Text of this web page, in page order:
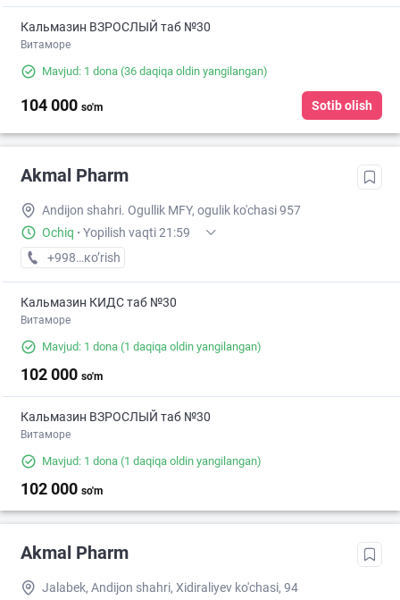
Кальмазин ВЗРОСЛЫЙ таб №30
Витаморе
Mavjud: 1 dona (36 daqiqa oldin yangilangan)
104 000 so'm Sotib olish
Akmal Pharm
Andijon shahri. Ogullik MFY, ogulik ko'chasi 957
Ochiq · Yopilish vaqti 21:59
+998 (91) XXX-XX-XX
кo’rish
Кальмазин КИДС таб №30
Витаморе
Mavjud: 1 dona (1 daqiqa oldin yangilangan)
102 000 so'm
Кальмазин ВЗРОСЛЫЙ таб №30
Витаморе
Mavjud: 1 dona (1 daqiqa oldin yangilangan)
102 000 so'm
Akmal Pharm
Jalabek, Andijon shahri, Xidiraliyev ko'chasi, 94